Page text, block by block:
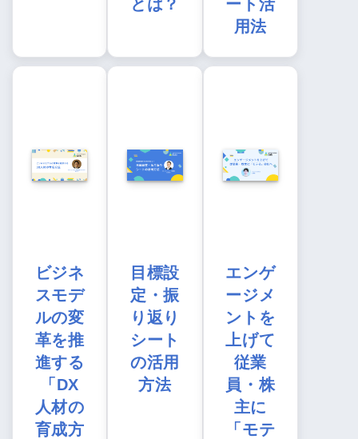
とは？
ート活
用法
ビジネ
スモデ
ルの変
革を推
進する
「DX
人材の
育成方
目標設
定・振
り返り
シート
の活用
方法
エンゲ
ージメ
ントを
上げて
従業
員・株
主に
「モテ